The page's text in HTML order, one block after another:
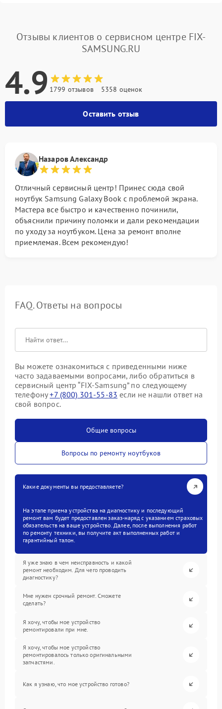
Отзывы клиентов о сервисном центре FIX-
SAMSUNG.RU
4.9 1799 отзывов 5358 оценок
Оставить отзыв
Назаров Александр
Отличный сервисный центр! Принес сюда свой
ноутбук Samsung Galaxy Book с проблемой экрана.
Мастера все быстро и качественно починили,
объяснили причину поломки и дали рекомендации
по уходу за ноутбуком. Цена за ремонт вполне
приемлемая. Всем рекомендую!
FAQ. Ответы на вопросы
Вы можете ознакомиться с приведенными ниже
часто задаваемыми вопросами, либо обратиться в
сервисный центр “FIX-Samsung” по следующему
телефону+7 (800) 301-55-83 если не нашли ответ на
свой вопрос.
Общие вопросы
Вопросы по ремонту ноутбуков
Какие документы вы предоставляете?
На этапе приема устройства на диагностику и последующий
ремонт вам будет предоставлен заказ-наряд с указанием страховых
обязательств на ваше устройство. Далее, после выполнения работ
по ремонту техники, вы получите акт выполненных работ и
гарантийный талон.
Я уже знаю в чем неисправность и какой
ремонт необходим. Для чего проводить
диагностику?
Мне нужен срочный ремонт. Сможете
сделать?
Я хочу, чтобы мое устройство
ремонтировали при мне.
Я хочу, чтобы мое устройство
ремонтировалось только оригинальными
запчастями.
Как я узнаю, что мое устройство готово?